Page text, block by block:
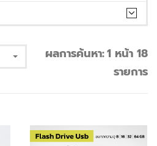
ผลการค้นหา:1 หน้า 18
รายการ